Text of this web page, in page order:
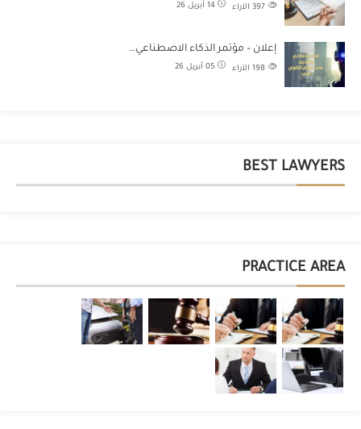
14 أبريل 26 الآراء
إعلان – مؤتمر الذكاء الاصطناعي…
05 أبريل 26 الآراء
BEST LAWYERS
PRACTICE AREA